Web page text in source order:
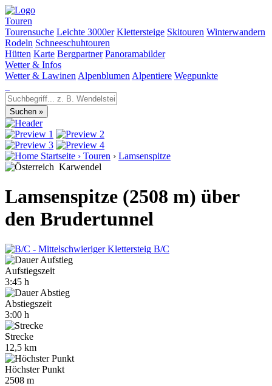
Touren
Tourensuche Leichte 3000er Klettersteige Skitouren Winterwandern
Rodeln Schneeschuhtouren
Hütten Karte Bergpartner Panoramabilder
Wetter & Infos
Wetter & Lawinen Alpenblumen Alpentiere Wegpunkte
Startseite › Touren › Lamsenspitze
Karwendel
Lamsenspitze (2508 m) über
den Brudertunnel
B/C
Aufstiegszeit
3:45 h
Abstiegszeit
3:00 h
Strecke
12,5 km
Höchster Punkt
2508 m